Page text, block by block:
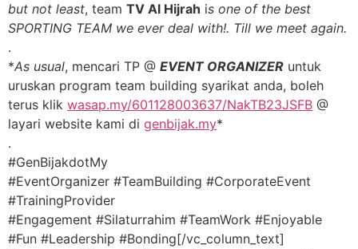
but not least, team TV Al Hijrah is one of the best
SPORTING TEAM we ever deal with!. Till we meet again.
.
*As usual, mencari TP @ EVENT ORGANIZER untuk
uruskan program team building syarikat anda, boleh
terus klik wasap.my/601128003637/NakTB23JSFB @
layari website kami di genbijak.my*
.
#GenBijakdotMy
#EventOrganizer #TeamBuilding #CorporateEvent
#TrainingProvider
#Engagement #Silaturrahim #TeamWork #Enjoyable
#Fun #Leadership #Bonding[/vc_column_text]